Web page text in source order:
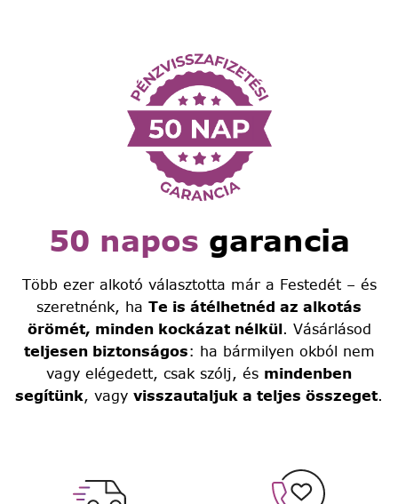
50 napos garancia
Több ezer alkotó választotta már a Festedét – és
szeretnénk, ha Te is átélhetnéd az alkotás
örömét, minden kockázat nélkül. Vásárlásod
teljesen biztonságos: ha bármilyen okból nem
vagy elégedett, csak szólj, és mindenben
segítünk, vagy visszautaljuk a teljes összeget.